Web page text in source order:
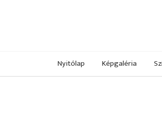
Nyitólap Képgaléria